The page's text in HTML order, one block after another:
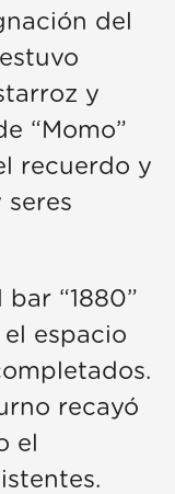
del
y
“Momo”
recuerdo y
seres
“1880”
espacio
recayó
el